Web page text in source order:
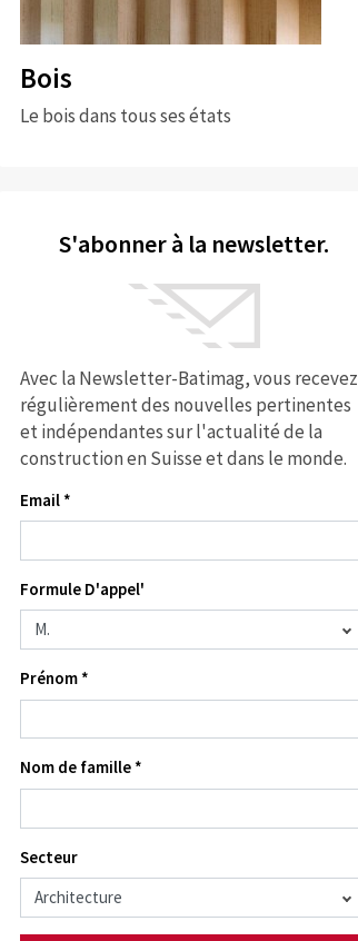
Bois
Le bois dans tous ses états
S'abonner à la newsletter.
Avec la Newsletter-Batimag, vous recevez
régulièrement des nouvelles pertinentes
et indépendantes sur l'actualité de la
construction en Suisse et dans le monde.
Email *
Formule D'appel'
Prénom *
Nom de famille *
Secteur